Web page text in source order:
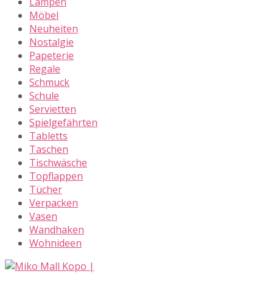
Möbel
Neuheiten
Nostalgie
Papeterie
Regale
Schmuck
Schule
Servietten
Spielgefährten
Tabletts
Taschen
Tischwäsche
Topflappen
Tücher
Verpacken
Vasen
Wandhaken
Wohnideen
Skip